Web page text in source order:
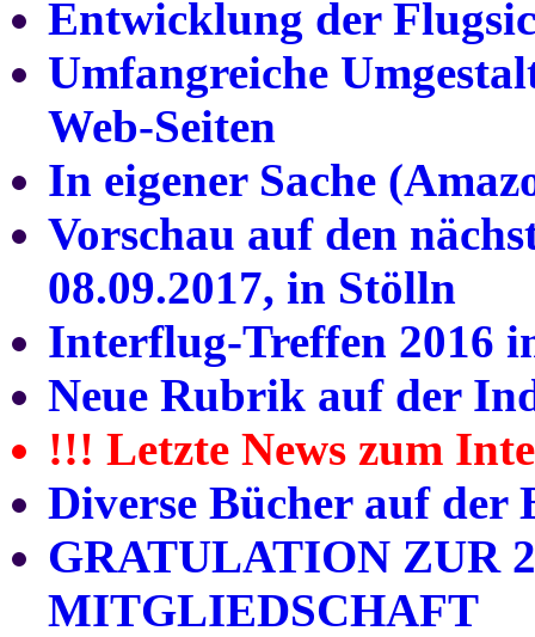
Entwicklung der
Umfangreiche
Web-Seiten
In eigener Sache
Vorschau auf den
08.09.2017, in Stölln
Interflug-Treffen 2016
Neue Rubrik auf der
!!! Letzte News zum
Diverse Bücher auf der
GRATULATION ZUR
MITGLIEDSCHAFT